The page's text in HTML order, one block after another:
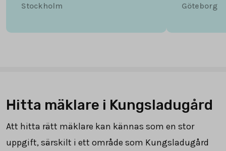
Stockholm
Göteborg
Hitta mäklare i Kungsladugård
Att hitta rätt mäklare kan kännas som en stor
uppgift, särskilt i ett område som Kungsladugård